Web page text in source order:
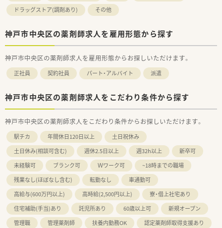
ドラッグストア(調剤あり)
その他
神戸市中央区の薬剤師求人を雇用形態から探す
神戸市中央区の薬剤師求人を雇用形態からお探しいただけます。
正社員 契約社員 パート・アルバイト 派遣
神戸市中央区の薬剤師求人をこだわり条件から探す
神戸市中央区の薬剤師求人をこだわり条件からお探しいただけます。
駅チカ 年間休日120日以上
土日祝休み
土日休み(相談可含む)
週休2.5日以上 週32h以上
新卒可
未経験可
ブランク可 Ｗワーク可
~18時までの職場
残業なし(ほぼなし含む)
転勤なし
車通勤可
高給与(600万円以上)
高時給(2,500円以上)
寮・借上社宅あり
住宅補助(手当)あり
託児所あり 60歳以上可
新規オープン
管理職
管理薬剤師 扶養内勤務OK
認定薬剤師取得支援あり